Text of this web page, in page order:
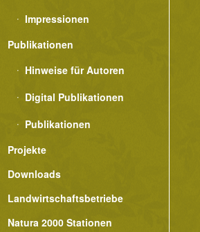
Impressionen
Publikationen
Hinweise für Autoren
Digital Publikationen
Publikationen
Projekte
Downloads
Landwirtschaftsbetriebe
Natura 2000 Stationen